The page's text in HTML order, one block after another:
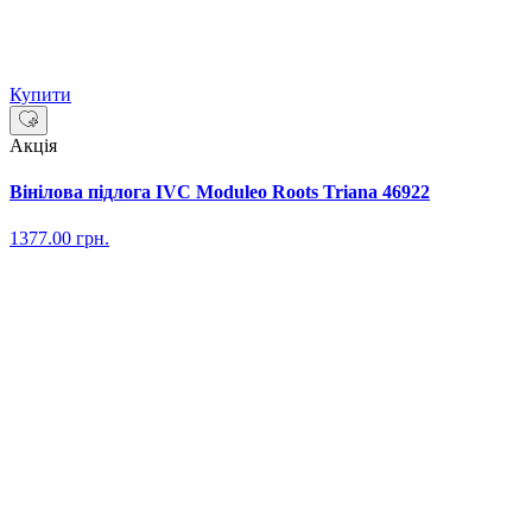
Купити
Акція
Вінілова підлога IVC Moduleo Roots Triana 46922
1377.00 грн.